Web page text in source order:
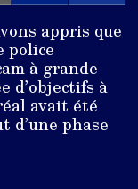
appris que
police
à grande
d’objectifs à
avait été
d’une phase